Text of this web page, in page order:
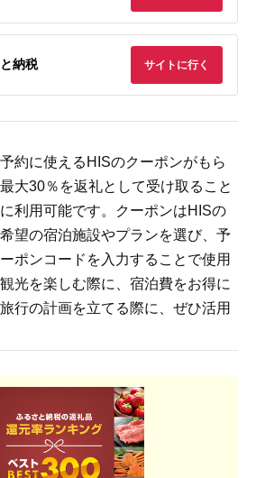
納税 サイトに行く
約に使えるHISのクーポンがもら
大30％を返礼として受け取ること
利用可能です。クーポンはHISの
望の宿泊施設やプランを選び、予
ポンコードを入力することで使用
光を楽しむ際に、宿泊費をお得に
行の計画を立てる際に、ぜひ活用